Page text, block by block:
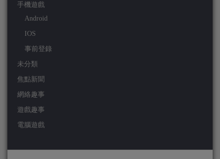
手機遊戲
Android
IOS
事前登錄
未分類
焦點新聞
網絡趣事
遊戲趣事
電腦遊戲